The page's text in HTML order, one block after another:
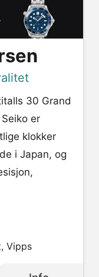
30 Grand
er
klokker
i Japan, og
Vipps